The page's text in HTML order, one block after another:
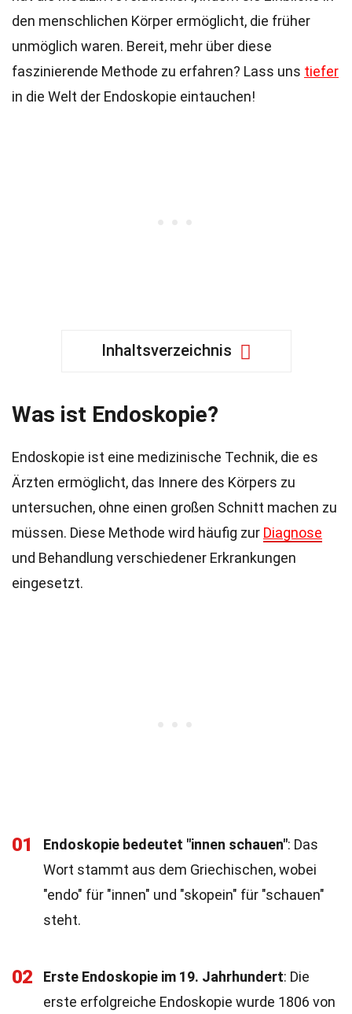
den menschlichen Körper ermöglicht, die früher
unmöglich waren. Bereit, mehr über diese
faszinierende Methode zu erfahren? Lass uns tiefer
in die Welt der Endoskopie eintauchen!
Inhaltsverzeichnis
Was ist Endoskopie?
Endoskopie ist eine medizinische Technik, die es
Ärzten ermöglicht, das Innere des Körpers zu
untersuchen, ohne einen großen Schnitt machen zu
müssen. Diese Methode wird häufig zur Diagnose
und Behandlung verschiedener Erkrankungen
eingesetzt.
01 Endoskopie bedeutet "innen schauen": Das
Wort stammt aus dem Griechischen, wobei
"endo" für "innen" und "skopein" für "schauen"
steht.
02 Erste Endoskopie im 19. Jahrhundert: Die
erste erfolgreiche Endoskopie wurde 1806 von